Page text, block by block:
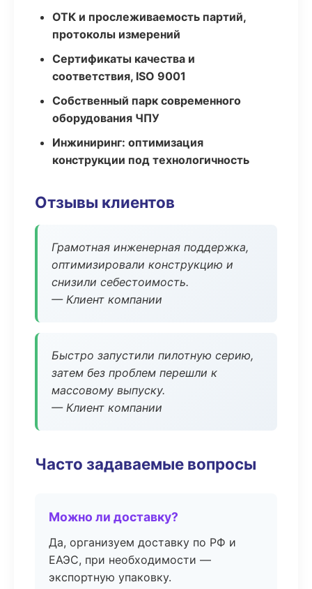
ОТК и прослеживаемость партий,
протоколы измерений
Сертификаты качества и
соответствия, ISO 9001
Собственный парк современного
оборудования ЧПУ
Инжиниринг: оптимизация
конструкции под технологичность
Отзывы клиентов
Грамотная инженерная поддержка,
оптимизировали конструкцию и
снизили себестоимость.
— Клиент компании
Быстро запустили пилотную серию,
затем без проблем перешли к
массовому выпуску.
— Клиент компании
Часто задаваемые вопросы
Можно ли доставку?
Да, организуем доставку по РФ и
ЕАЭС, при необходимости —
экспортную упаковку.